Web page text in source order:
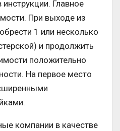
Главное
При выходе из
1 или несколько
и продолжить
положительно
На первое место
компании в качестве